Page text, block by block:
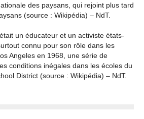
des paysans, qui rejoint plus tard
(source : Wikipédia) – NdT.
un éducateur et un activiste états-
connu pour son rôle dans les
Angeles en 1968, une série de
conditions inégales dans les écoles du
District (source : Wikipédia) – NdT.